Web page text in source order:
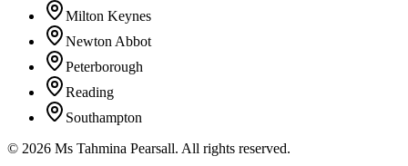
Milton Keynes
Newton Abbot
Peterborough
Reading
Southampton
© 2026 Ms Tahmina Pearsall. All rights reserved.